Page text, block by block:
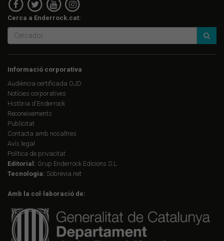
Cerca a Enderrock.cat:
Informació corporativa
Audiència certificada OJD
Notícies corporatives
Història d'Enderrock
Reconeixements
Publicitat
Contacta amb nosaltres
Avís legal
Política de privacitat
Editorial: Grup Enderrock Edicions S.L.
Tecnologia: Sobrevia.net
Amb la col·laboració de: